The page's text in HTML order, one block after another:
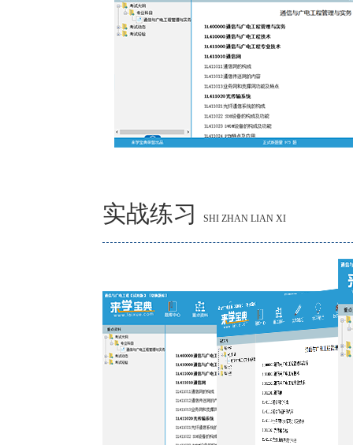
实战练习 SHI ZHAN LIAN XI